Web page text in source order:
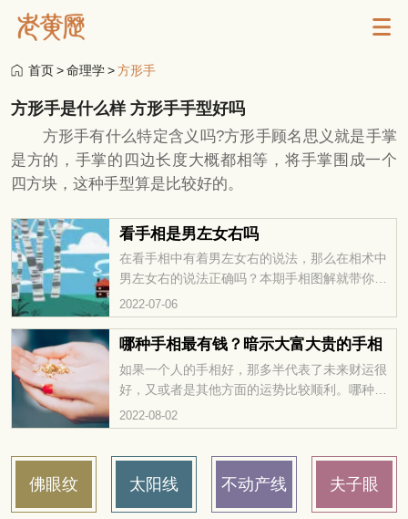
首页>命理学>方形手
方形手是什么样 方形手手型好吗
方形手有什么特定含义吗?方形手顾名思义就是手掌
是方的，手掌的四边长度大概都相等，将手掌围成一个
四方块，这种手型算是比较好的。
看手相是男左女右吗
在看手相中有着男左女右的说法，那么在相术中
男左女右的说法正确吗？本期手相图解就带你一
去了解一下看手相是男左女右……
2022-07-06
哪种手相最有钱？暗示大富大贵的手相
如果一个人的手相好，那多半代表了未来财运很
好，又或者是其他方面的运势比较顺利。哪种手
相最有钱？暗示大富大贵的手相具有这些特点，
大家可以对照看看自己具备这些手相特质...
2022-08-02
佛眼纹 太阳线 不动产线 夫子眼